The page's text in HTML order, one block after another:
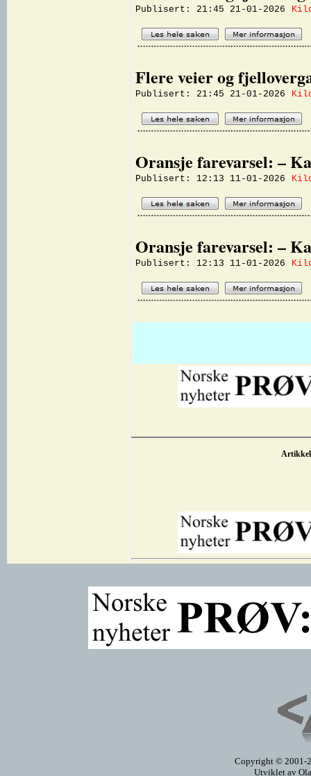
Publisert: 21:45 21-01-2026
Flere veier og
Publisert: 21:45 21-01-2026
Oransje farevarsel: –
Publisert: 12:13 11-01-2026
Oransje farevarsel: –
Publisert: 12:13 11-01-2026
Copyright © 2001-
Utviklet av